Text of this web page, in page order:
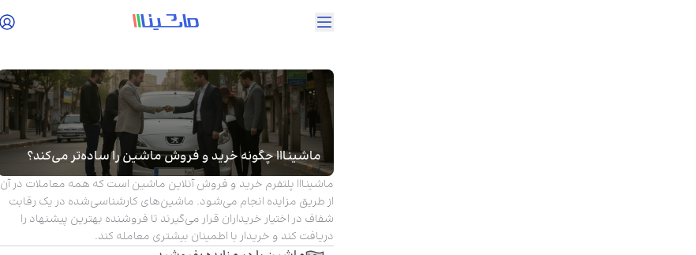
ماشینااا چگونه خرید و فروش ماشین را ساده‌تر می‌کند؟
ماشینااا پلتفرم خرید و فروش آنلاین ماشین است که همه معاملات در آن
از طریق مزایده انجام می‌شود. ماشین‌های کارشناسی‌شده در یک رقابت
شفاف در اختیار خریداران قرار می‌گیرند تا فروشنده بهترین پیشنهاد را
دریافت کند و خریدار با اطمینان بیشتری معامله کند.